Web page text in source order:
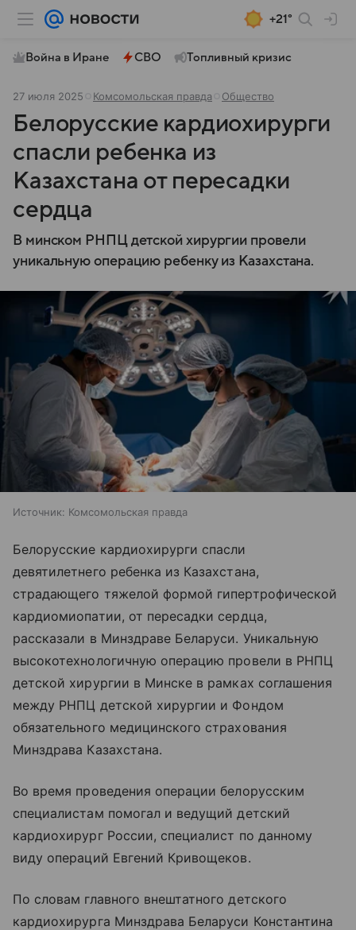
+21°
Война в Иране СВО Топливный кризис
27 июля 2025 Комсомольская правда Общество
Белорусские кардиохирурги
спасли ребенка из
Казахстана от пересадки
сердца
В минском РНПЦ детской хирургии провели
уникальную операцию ребенку из Казахстана.
Источник: Комсомольская правда
Белорусские кардиохирурги спасли
девятилетнего ребенка из Казахстана,
страдающего тяжелой формой гипертрофической
кардиомиопатии, от пересадки сердца,
рассказали в Минздраве Беларуси. Уникальную
высокотехнологичную операцию провели в РНПЦ
детской хирургии в Минске в рамках соглашения
между РНПЦ детской хирургии и Фондом
обязательного медицинского страхования
Минздрава Казахстана.
Во время проведения операции белорусским
специалистам помогал и ведущий детский
кардиохирург России, специалист по данному
виду операций Евгений Кривощеков.
По словам главного внештатного детского
кардиохирурга Минздрава Беларуси Константина